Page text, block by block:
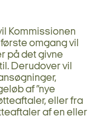
Kommissionen
omgang vil
på det givne
Derudover vil
af ”nye
eller fra
af en eller